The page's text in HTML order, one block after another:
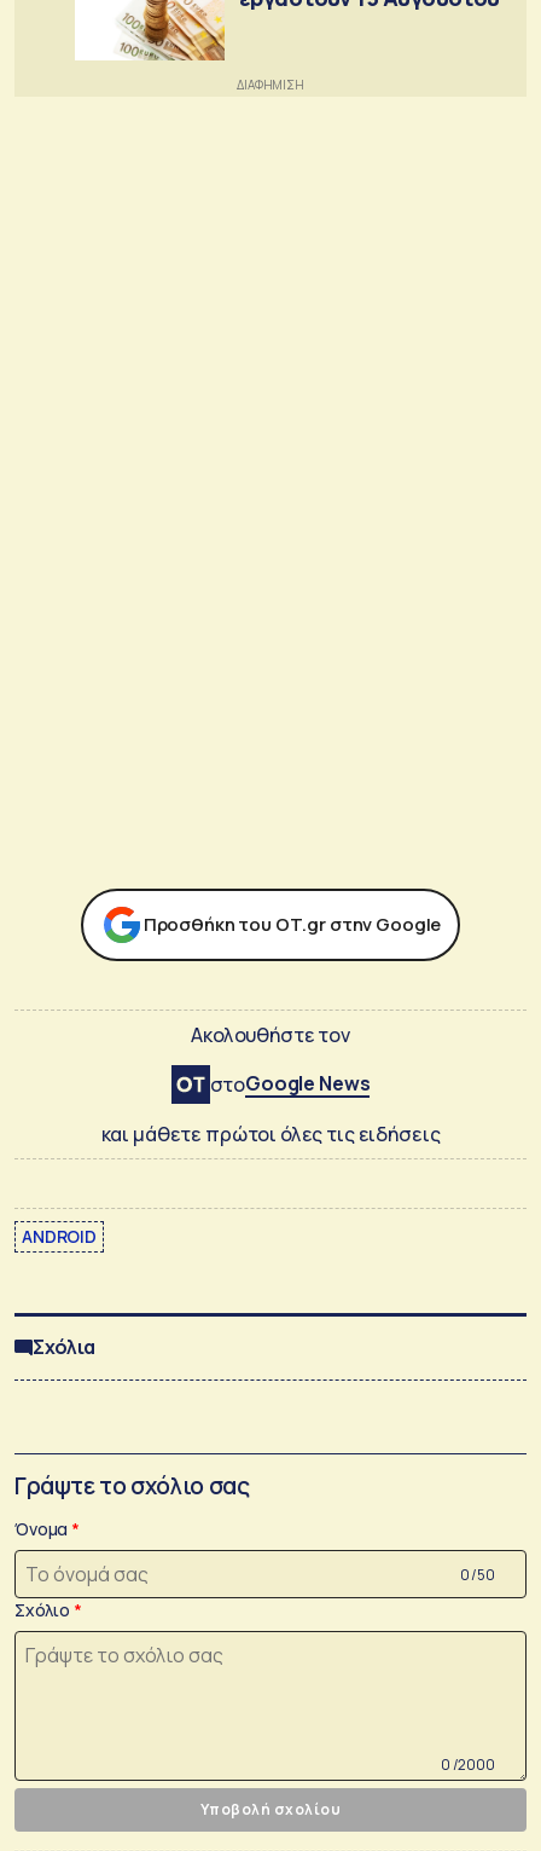
Προσθήκη του ΟΤ.gr στην Google
Ακολουθήστε τον
στοGoogle News
και μάθετε πρώτοι όλες τις ειδήσεις
ANDROID
Σχόλια
Γράψτε το σχόλιο σας
Όνομα
0 /50
Σχόλιο
0 /2000
Υποβολή σχολίου